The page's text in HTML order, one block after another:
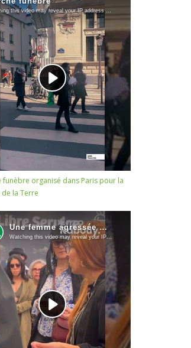
funèbre organisé dans Paris pour la
de la Terre